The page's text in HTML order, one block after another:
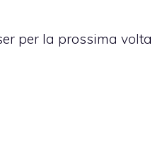
per la prossima volta